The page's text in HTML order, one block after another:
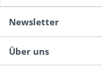
Newsletter
Über uns